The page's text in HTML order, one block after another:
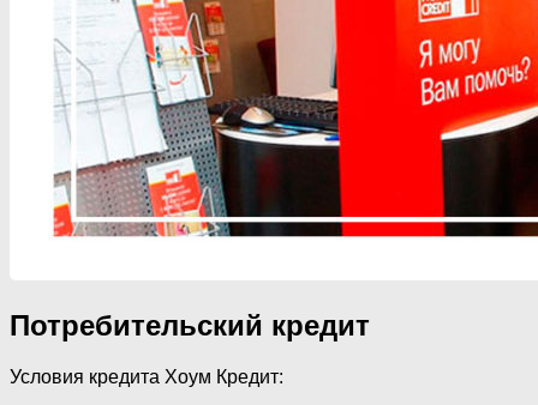
Потребительский кредит
Условия кредита Хоум Кредит: